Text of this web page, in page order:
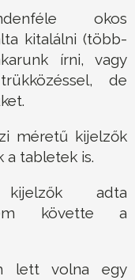
okos
kitalálni (több-
írni, vagy
de
méretű kijelzők
a tabletek is.
adta
követte a
lett volna egy